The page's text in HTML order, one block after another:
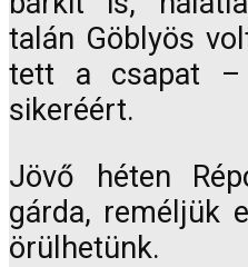
talán Göblyös
tett a csapat –
sikeréért.
Jövő héten
gárda, reméljük
örülhetünk.